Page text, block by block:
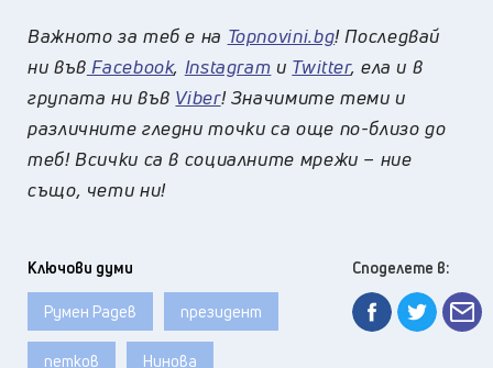
Важното за теб е на Topnovini.bg! Последвай
ни във Facebook, Instagram и Twitter, ела и в
групата ни във Viber! Значимите теми и
различните гледни точки са още по-близо до
теб! Всички са в социалните мрежи – ние
също, чети ни!
Ключови думи
Румен Радев президент
петков Нинова
Споделете в: